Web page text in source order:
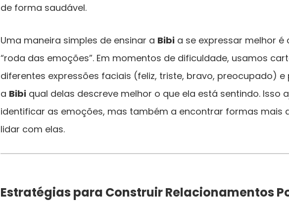
de forma saudável.
Uma maneira simples de ensinar a Bibi a se expressar melhor é
“roda das emoções”. Em momentos de dificuldade, usamos
diferentes expressões faciais (feliz, triste, bravo, preocupado)
a Bibi qual delas descreve melhor o que ela está sentindo. Isso
identificar as emoções, mas também a encontrar formas mais
lidar com elas.
Estratégias para Construir Relacionamentos